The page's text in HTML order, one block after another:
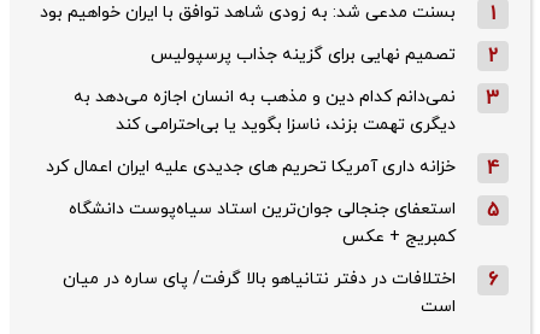
1 بسنت مدعی شد: به زودی شاهد توافق با ایران خواهیم بود
2 تصمیم نهایی برای گزینه جذاب پرسپولیس
3
نمی‌دانم کدام دین و مذهب به انسان اجازه می‌دهد به
دیگری تهمت بزند، ناسزا بگوید یا بی‌احترامی کند
4 خزانه داری آمریکا تحریم های جدیدی علیه ایران اعمال کرد
5
استعفای جنجالی جوان‌ترین استاد سیاه‌پوست دانشگاه
کمبریج + عکس
6
اختلافات در دفتر نتانیاهو بالا گرفت/ پای ساره در میان
است